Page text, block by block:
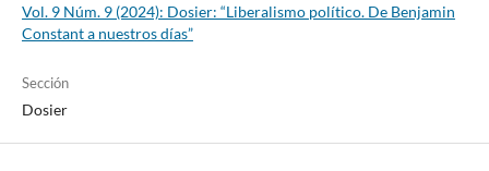
Vol. 9 Núm. 9 (2024): Dosier: “Liberalismo político. De Benjamin
Constant a nuestros días”
Sección
Dosier